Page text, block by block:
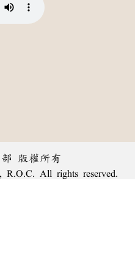
版權所有
All rights reserved.